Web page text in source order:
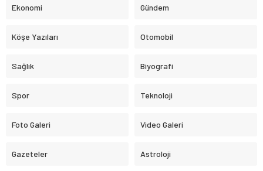
Ekonomi Gündem
Köşe Yazıları Otomobil
Sağlık Biyografi
Spor Teknoloji
Foto Galeri Video Galeri
Gazeteler Astroloji